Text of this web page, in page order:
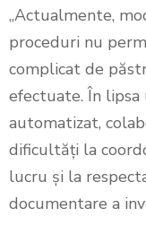
„Actualmente,
proceduri nu
complicat de
efectuate. În
automatizat,
dificultăți la
lucru și la
documentare a